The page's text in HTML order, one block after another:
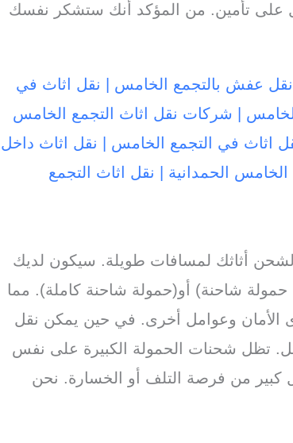
على تأمين. من المؤكد أنك ستشكر نفسك
| نقل عفش بالتجمع الخامس | نقل اثاث في
| شركات نقل اثاث التجمع الخامس
اثاث في التجمع الخامس | نقل اثاث داخل
الحمدانية | نقل اثاث التجمع
أثاثك لمسافات طويلة. سيكون لديك
حمولة شاحنة) أو(حمولة شاحنة كاملة). مما
الأمان وعوامل أخرى. في حين يمكن نقل
تظل شحنات الحمولة الكبيرة على نفس
كبير من فرصة التلف أو الخسارة. نحن